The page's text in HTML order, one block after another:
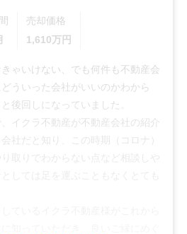
売却価格
1,610万円
ゃいけない、でも何件も不動産会
ういった会社がいいのかわから
後回しになっていました。
イクラ不動産が不動産会社の紹介
社だと知り、この時期（コロナ）